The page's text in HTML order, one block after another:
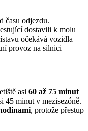
času odjezdu.
dostavili k molu
očekává vozidla
provoz na silnici
asi 60 až 75 minut
45 minut v mezisezóně.
, protože přestup